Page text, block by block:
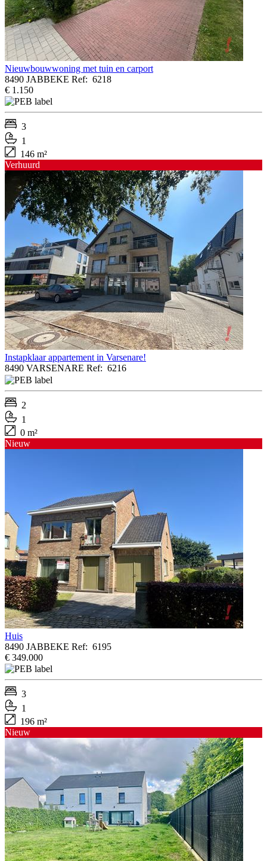
Nieuwbouwwoning met tuin en carport
8490 JABBEKE Ref: 6218
€ 1.150
3
1
146 m²
Verhuurd
Instapklaar appartement in Varsenare!
8490 VARSENARE Ref: 6216
2
1
0 m²
Nieuw
Huis
8490 JABBEKE Ref: 6195
€ 349.000
3
1
196 m²
Nieuw